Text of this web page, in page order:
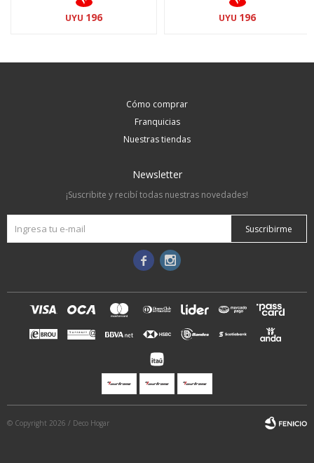
UYU 196 UYU 196
Cómo comprar
Franquicias
Nuestras tiendas
Newsletter
¡Suscribite y recibí todas nuestras novedades!
Suscribirme
 
© Copyright 2026 / Deco Hogar